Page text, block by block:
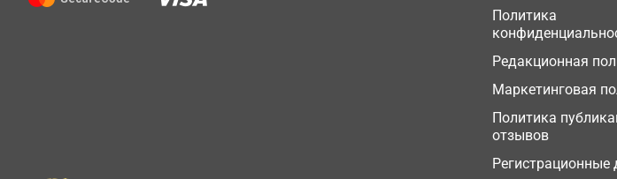
Политика
Редакционная
Маркетинговая
Политика
отзывов
Регистрационные